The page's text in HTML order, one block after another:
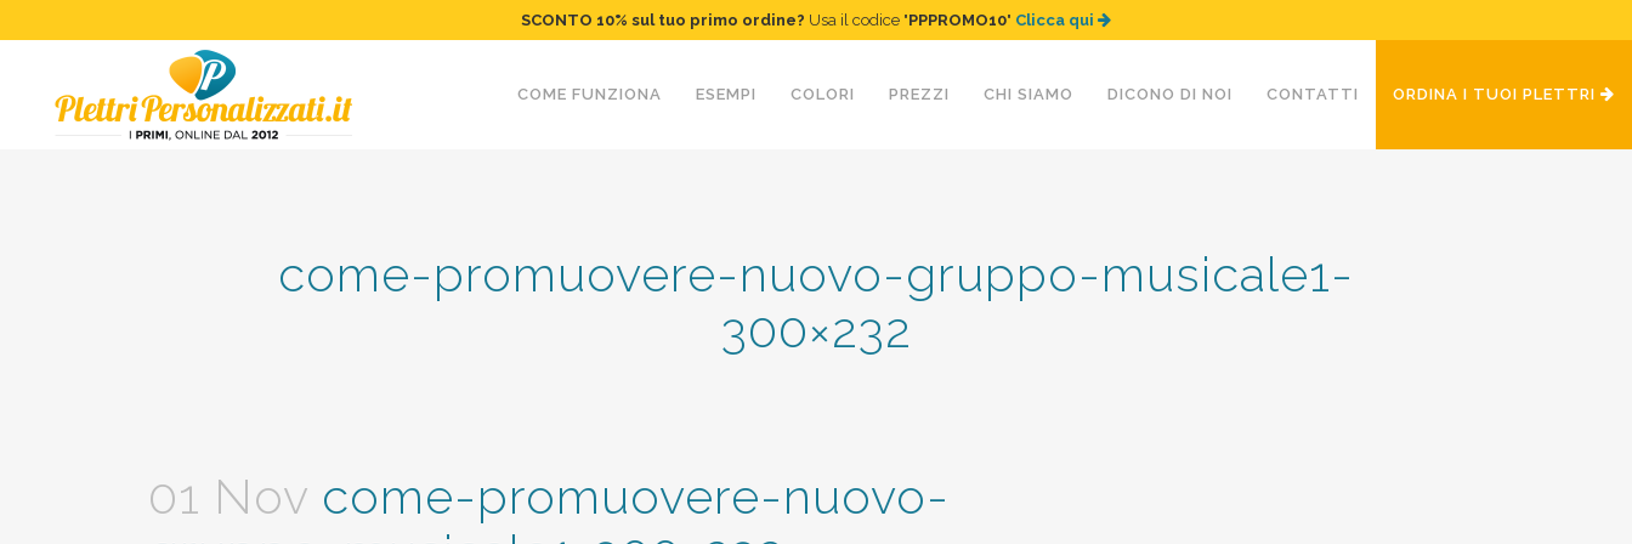
SCONTO 10% sul tuo primo ordine? Usa il codice "PPPROMO10" Clicca qui
COME FUNZIONA ESEMPI COLORI PREZZI CHI SIAMO DICONO DI NOI CONTATTI ORDINA I TUOI PLETTRI
come-promuovere-nuovo-gruppo-musicale1-
300×232
01 Nov come-promuovere-nuovo-